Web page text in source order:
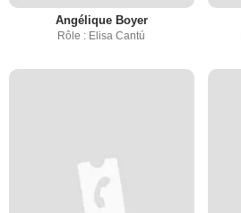
Angélique Boyer
Rôle : Elisa Cantú